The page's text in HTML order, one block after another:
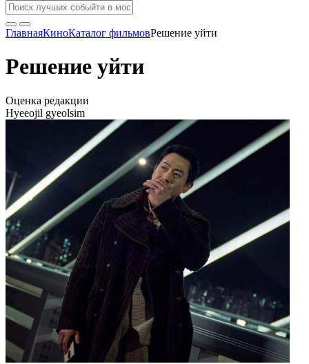
ГлавнаяКиноКаталог фильмовРешение уйти
Решение уйти
Оценка редакции
Hyeeojil gyeolsim